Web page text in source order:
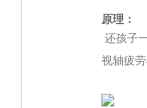
原理：
还孩子
视轴疲